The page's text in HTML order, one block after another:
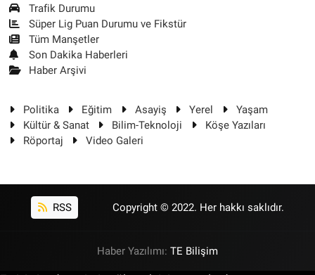
Trafik Durumu
Süper Lig Puan Durumu ve Fikstür
Tüm Manşetler
Son Dakika Haberleri
Haber Arşivi
Politika Eğitim Asayiş Yerel
Yaşam
Kültür & Sanat
Bilim-Teknoloji
Köşe Yazıları
Röportaj
Video Galeri
RSS Copyright © 2022. Her hakkı saklıdır.
Haber Yazılımı: TE Bilişim